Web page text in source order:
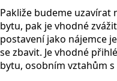
Pakliže budeme uzavírat
bytu, pak je vhodné
postavení jako nájemce
se zbavit. Je vhodné
bytu, osobním vztahům